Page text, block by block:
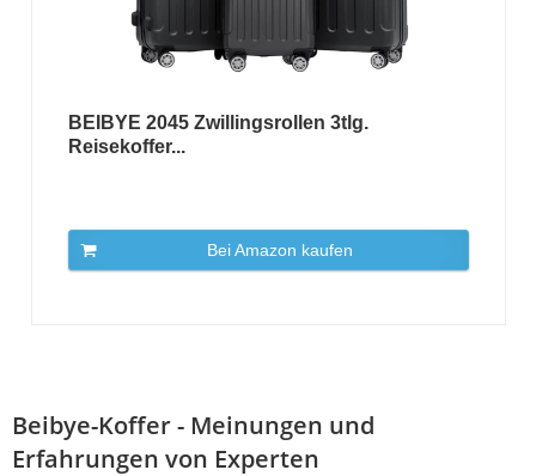
BEIBYE 2045 Zwillingsrollen 3tlg.
Reisekoffer...
Bei Amazon kaufen
Beibye-Koffer - Meinungen und
Erfahrungen von Experten